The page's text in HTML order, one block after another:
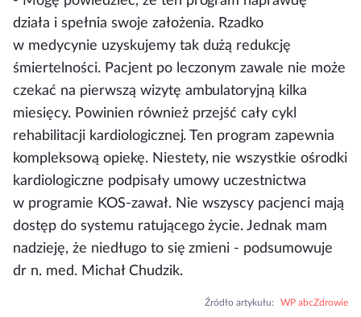
działa i spełnia swoje założenia. Rzadko
w medycynie uzyskujemy tak dużą redukcję
śmiertelności. Pacjent po leczonym zawale nie może
czekać na pierwszą wizytę ambulatoryjną kilka
miesięcy. Powinien również przejść cały cykl
rehabilitacji kardiologicznej. Ten program zapewnia
kompleksową opiekę. Niestety, nie wszystkie ośrodki
kardiologiczne podpisały umowy uczestnictwa
w programie KOS-zawał. Nie wszyscy pacjenci mają
dostęp do systemu ratującego życie. Jednak mam
nadzieję, że niedługo to się zmieni - podsumowuje
dr n. med. Michał Chudzik.
Źródło artykułu: WP abcZdrowie